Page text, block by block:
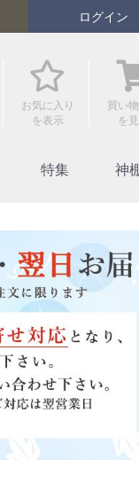
ログイン
お気に入り
を表示
買い
を
特集 神